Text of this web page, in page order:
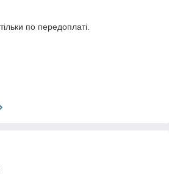
по передоплаті.